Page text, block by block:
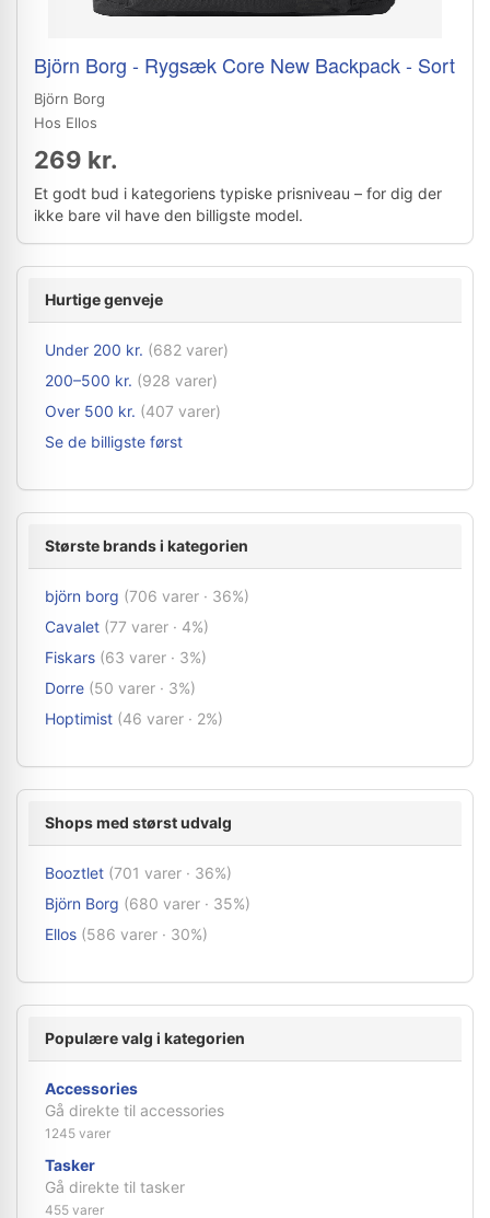
Björn Borg - Rygsæk Core New Backpack - Sort
Björn Borg
Hos Ellos
269 kr.
Et godt bud i kategoriens typiske prisniveau – for dig der
ikke bare vil have den billigste model.
Hurtige genveje
Under 200 kr. (682 varer)
200–500 kr. (928 varer)
Over 500 kr. (407 varer)
Se de billigste først
Største brands i kategorien
björn borg (706 varer · 36%)
Cavalet (77 varer · 4%)
Fiskars (63 varer · 3%)
Dorre (50 varer · 3%)
Hoptimist (46 varer · 2%)
Shops med størst udvalg
Booztlet (701 varer · 36%)
Björn Borg (680 varer · 35%)
Ellos (586 varer · 30%)
Populære valg i kategorien
Accessories
Gå direkte til accessories
1245 varer
Tasker
Gå direkte til tasker
455 varer